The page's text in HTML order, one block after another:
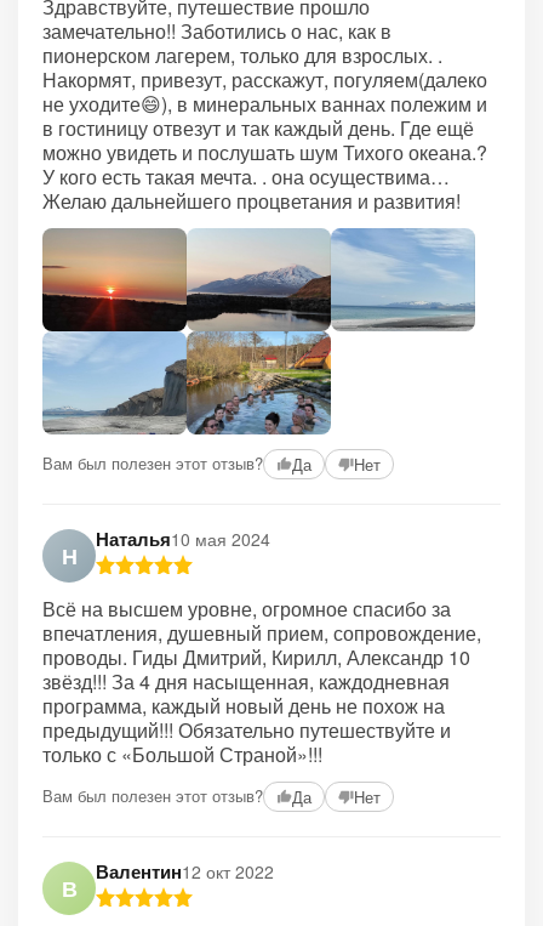
Здравствуйте, путешествие прошло
замечательно!! Заботились о нас, как в
пионерском лагерем, только для взрослых. .
Накормят, привезут, расскажут, погуляем(далеко
не уходите😄), в минеральных ваннах полежим и
в гостиницу отвезут и так каждый день. Где ещё
можно увидеть и послушать шум Тихого океана.?
У кого есть такая мечта. . она осуществима…
Желаю дальнейшего процветания и развития!
Вам был полезен этот отзыв? Да Нет
Н
Наталья10 мая 2024
Всё на высшем уровне, огромное спасибо за
впечатления, душевный прием, сопровождение,
проводы. Гиды Дмитрий, Кирилл, Александр 10
звёзд!!! За 4 дня насыщенная, каждодневная
программа, каждый новый день не похож на
предыдущий!!! Обязательно путешествуйте и
только с «Большой Страной»!!!
Вам был полезен этот отзыв? Да Нет
В
Валентин12 окт 2022